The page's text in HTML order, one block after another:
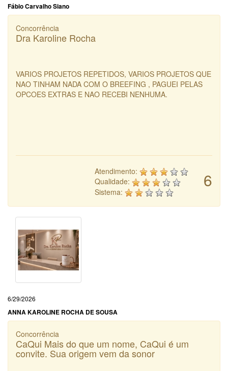
Fábio Carvalho Siano
Concorrência
Dra Karoline Rocha
VARIOS PROJETOS REPETIDOS, VARIOS PROJETOS QUE
NAO TINHAM NADA COM O BREEFING , PAGUEI PELAS
OPCOES EXTRAS E NAO RECEBI NENHUMA.
6
Atendimento:
Qualidade:
Sistema:
6/29/2026
ANNA KAROLINE ROCHA DE SOUSA
Concorrência
CaQui Mais do que um nome, CaQui é um
convite. Sua origem vem da sonor